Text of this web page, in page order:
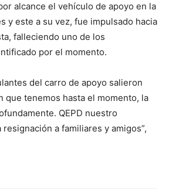
alcance el vehículo de apoyo en la
y este a su vez, fue impulsado hacia
falleciendo uno de los
por el momento.
del carro de apoyo salieron
que tenemos hasta el momento, la
QEPD nuestro
a familiares y amigos”,